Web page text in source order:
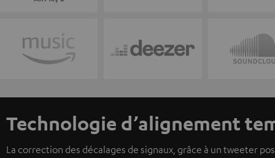
Technologie d’alignement
La correction des décalages de signaux, grâce à un tweeter